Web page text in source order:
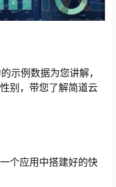
示例数据为您讲解，
别，带您了解简道云
个应用中搭建好的快